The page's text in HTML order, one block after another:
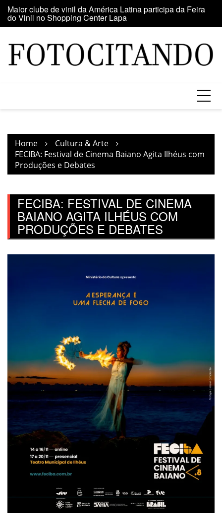
Skip
content
Maior clube de vinil da América Latina participa da Feira
do Vinil no Shopping Center Lapa
Home
Cultura & Arte
FECIBA: Festival de Cinema Baiano Agita Ilhéus com
Produções e Debates
FECIBA: FESTIVAL DE CINEMA
BAIANO AGITA ILHÉUS COM
PRODUÇÕES E DEBATES